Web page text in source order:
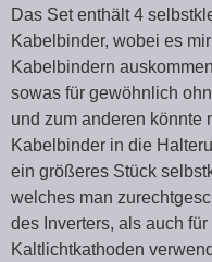
Das Set enthält 4
Kabelbinder, wobei es
Kabelbindern
sowas für gewöhnlich
und zum anderen könnte
Kabelbinder in die
ein größeres Stück
welches man
des Inverters, als auch
Kaltlichtkathoden